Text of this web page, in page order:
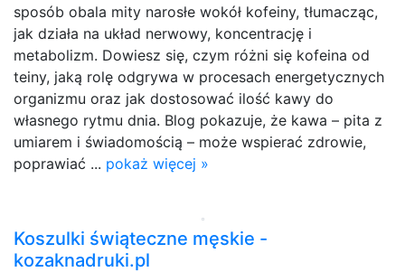
sposób obala mity narosłe wokół kofeiny, tłumacząc,
jak działa na układ nerwowy, koncentrację i
metabolizm. Dowiesz się, czym różni się kofeina od
teiny, jaką rolę odgrywa w procesach energetycznych
organizmu oraz jak dostosować ilość kawy do
własnego rytmu dnia. Blog pokazuje, że kawa – pita z
umiarem i świadomością – może wspierać zdrowie,
poprawiać ... pokaż więcej »
Koszulki świąteczne męskie -
kozaknadruki.pl